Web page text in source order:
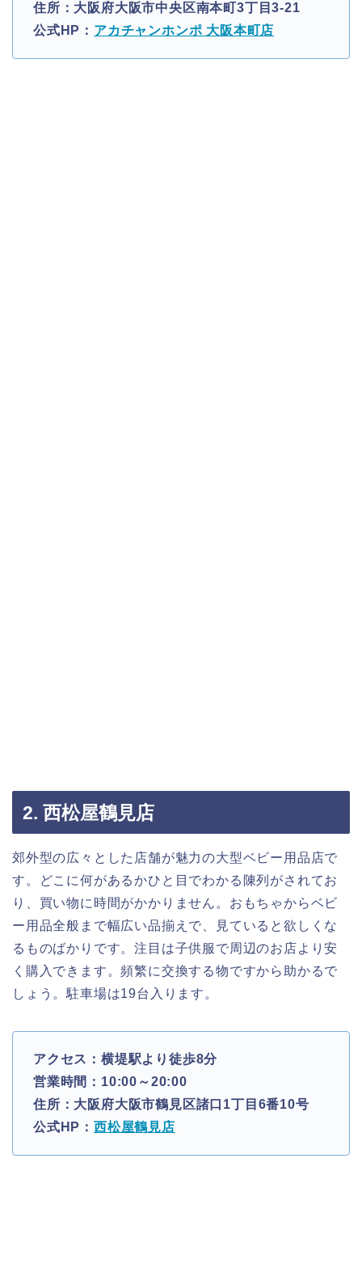
住所：大阪府大阪市中央区南本町3丁目3-21
公式HP： アカチャンホンポ 大阪本町店
2. 西松屋鶴見店
郊外型の広々とした店舗が魅力の大型ベビー用品店で
す。どこに何があるかひと目でわかる陳列がされてお
り、買い物に時間がかかりません。おもちゃからベビ
ー用品全般まで幅広い品揃えで、見ていると欲しくな
るものばかりです。注目は子供服で周辺のお店より安
く購入できます。頻繁に交換する物ですから助かるで
しょう。駐車場は19台入ります。
アクセス：横堤駅より徒歩8分
営業時間：10:00～20:00
住所：大阪府大阪市鶴見区諸口1丁目6番10号
公式HP： 西松屋鶴見店